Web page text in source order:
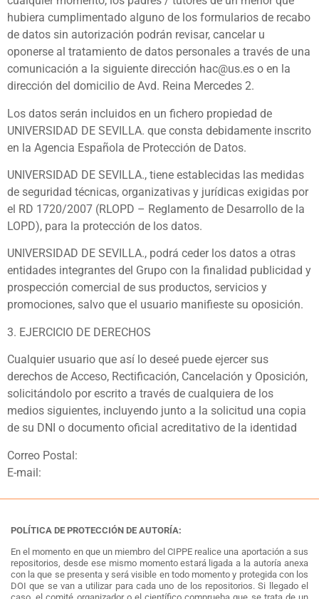
hubiera cumplimentado alguno de los formularios de recabo
de datos sin autorización podrán revisar, cancelar u
oponerse al tratamiento de datos personales a través de una
comunicación a la siguiente dirección hac@us.es o en la
dirección del domicilio de Avd. Reina Mercedes 2.
Los datos serán incluidos en un fichero propiedad de
UNIVERSIDAD DE SEVILLA. que consta debidamente inscrito
en la Agencia Española de Protección de Datos.
UNIVERSIDAD DE SEVILLA., tiene establecidas las medidas
de seguridad técnicas, organizativas y jurídicas exigidas por
el RD 1720/2007 (RLOPD – Reglamento de Desarrollo de la
LOPD), para la protección de los datos.
UNIVERSIDAD DE SEVILLA., podrá ceder los datos a otras
entidades integrantes del Grupo con la finalidad publicidad y
prospección comercial de sus productos, servicios y
promociones, salvo que el usuario manifieste su oposición.
3. EJERCICIO DE DERECHOS
Cualquier usuario que así lo deseé puede ejercer sus
derechos de Acceso, Rectificación, Cancelación y Oposición,
solicitándolo por escrito a través de cualquiera de los
medios siguientes, incluyendo junto a la solicitud una copia
de su DNI o documento oficial acreditativo de la identidad
Correo Postal:
E-mail:
POLÍTICA DE PROTECCIÓN DE AUTORÍA:
En el momento en que un miembro del CIPPE realice una aportación a sus
repositorios, desde ese mismo momento estará ligada a la autoría anexa
con la que se presenta y será visible en todo momento y protegida con los
DOI que se van a utilizar para cada uno de los repositorios. Si llegado el